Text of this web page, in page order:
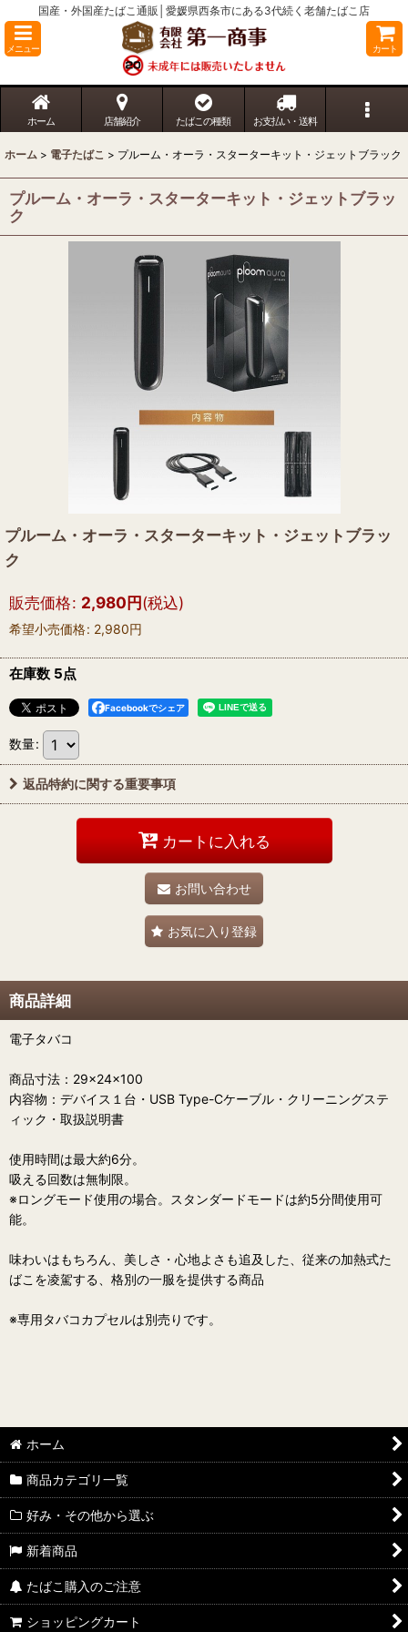
国産・外国産たばこ通販│愛媛県西条市にある3代続く老舗たばこ店
メニュー カート
ホーム 店舗紹介 たばこの種類 お支払い・送料
ホーム > 電子たばこ > プルーム・オーラ・スターターキット・ジェットブラック
プルーム・オーラ・スターターキット・ジェットブラッ
ク
プルーム・オーラ・スターターキット・ジェットブラッ
ク
販売価格: 2,980円(税込)
希望小売価格: 2,980円
在庫数 5点
Facebookでシェア
数量:
返品特約に関する重要事項
カートに入れる
お問い合わせ
お気に入り登録
商品詳細
電子タバコ
商品寸法：29×24×100
内容物：デバイス１台・USB Type-Cケーブル・クリーニングステ
ィック・取扱説明書
使用時間は最大約6分。
吸える回数は無制限。
※ロングモード使用の場合。スタンダードモードは約5分間使用可
能。
味わいはもちろん、美しさ・心地よさも追及した、従来の加熱式た
ばこを凌駕する、格別の一服を提供する商品
※専用タバコカプセルは別売りです。
ホーム
商品カテゴリ一覧
好み・その他から選ぶ
新着商品
たばこ購入のご注意
ショッピングカート